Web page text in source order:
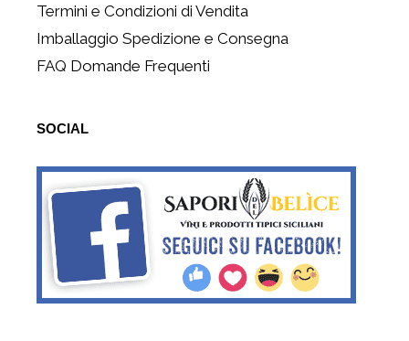
Termini e Condizioni di Vendita
Imballaggio Spedizione e Consegna
FAQ Domande Frequenti
SOCIAL